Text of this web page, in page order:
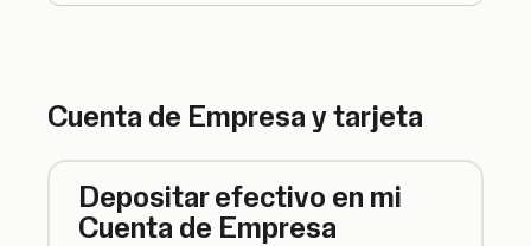
Cuenta de Empresa y tarjeta
Depositar efectivo en mi
Cuenta de Empresa